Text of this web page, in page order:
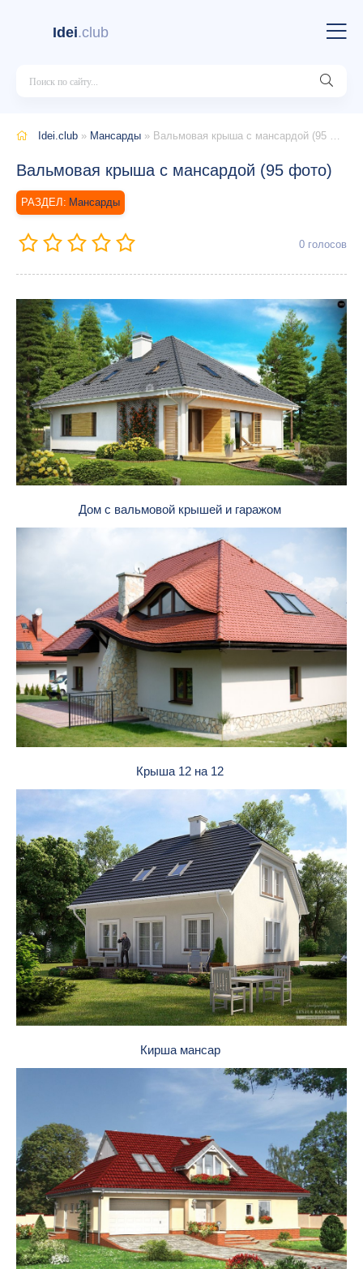
Idei.club
Idei.club » Мансарды » Вальмовая крыша с мансардой (95 фото)
Вальмовая крыша с мансардой (95 фото)
Мансарды
0 голосов
Дом с вальмовой крышей и гаражом
Крыша 12 на 12
Кирша мансар